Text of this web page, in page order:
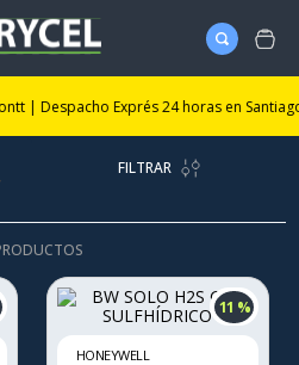
| Despacho Exprés 24 horas en Santiago
FILTRAR
11 %
HONEYWELL